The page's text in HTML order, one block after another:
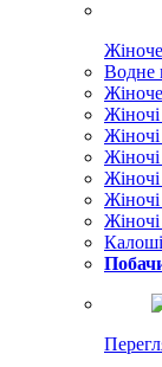
Водне
Жіночі
Жіночі